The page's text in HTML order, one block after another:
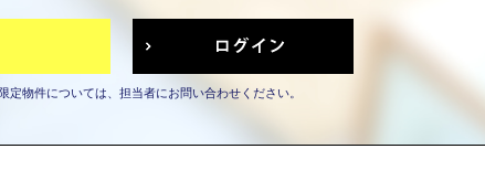
定物件については、担当者にお問い合わせください。